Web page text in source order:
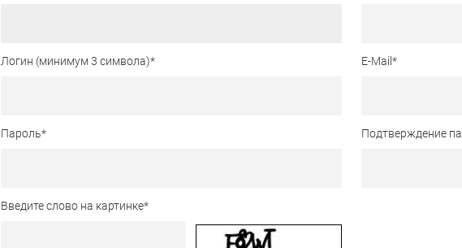
Логин (минимум 3 символа)* E-Mail *
Пароль* Подтверждение
Введите слово на картинке*